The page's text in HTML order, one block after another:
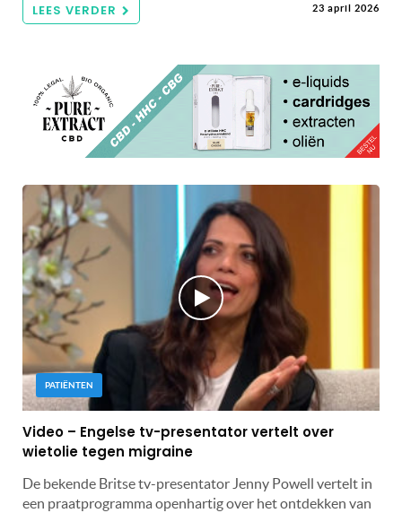
LEES VERDER 23 april 2026
PATIËNTEN
Video – Engelse tv-presentator vertelt over
wietolie tegen migraine
De bekende Britse tv-presentator Jenny Powell vertelt in
een praatprogramma openhartig over het ontdekken van